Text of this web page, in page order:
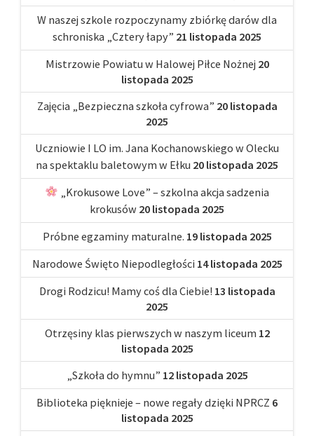
W naszej szkole rozpoczynamy zbiórkę darów dla
schroniska „Cztery łapy” 21 listopada 2025
Mistrzowie Powiatu w Halowej Piłce Nożnej 20
listopada 2025
Zajęcia „Bezpieczna szkoła cyfrowa” 20 listopada
2025
Uczniowie I LO im. Jana Kochanowskiego w Olecku
na spektaklu baletowym w Ełku 20 listopada 2025
„Krokusowe Love” – szkolna akcja sadzenia
krokusów 20 listopada 2025
Próbne egzaminy maturalne. 19 listopada 2025
Narodowe Święto Niepodległości 14 listopada 2025
Drogi Rodzicu! Mamy coś dla Ciebie! 13 listopada
2025
Otrzęsiny klas pierwszych w naszym liceum 12
listopada 2025
„Szkoła do hymnu” 12 listopada 2025
Biblioteka pięknieje – nowe regały dzięki NPRCZ 6
listopada 2025